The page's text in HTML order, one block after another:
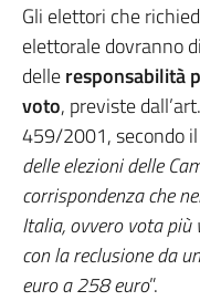
Gli elettori che
elettorale dovranno
delleresponsabilità
voto, previste
459/2001, secondo il
delle elezioni delle
corrispondenza che
Italia, ovvero vota
con la reclusione da
euro a 258 euro”.